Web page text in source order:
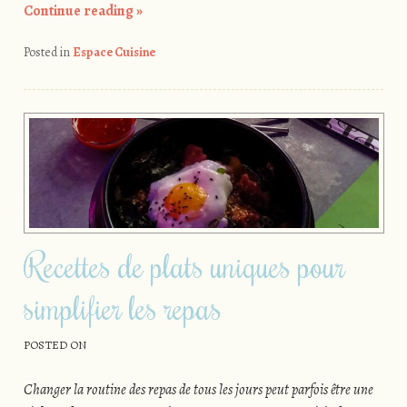
Continue reading»
Posted in Espace Cuisine
Recettes de plats uniques pour
simplifier les repas
POSTED ON
Changer la routine des repas de tous les jours peut parfois être une